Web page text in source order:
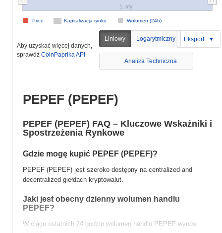
Kapitalizacja rynku Wolumen (24h)
Price
1. sty
Aby uzyskać więcej danych,
sprawdź CoinPaprika API
Liniowy Logarytmiczny Eksport
Analiza Techniczna
PEPEF (PEPEF)
PEPEF (PEPEF) FAQ – Kluczowe Wskaźniki i
Spostrzeżenia Rynkowe
Gdzie mogę kupić PEPEF (PEPEF)?
PEPEF (PEPEF) jest szeroko dostępny na centralized and
decentralized giełdach kryptowalut.
Jaki jest obecny dzienny wolumen handlu
PEPEF?
W ciągu ostatnich 24 godzin wolumen handlu PEPEF wynosi